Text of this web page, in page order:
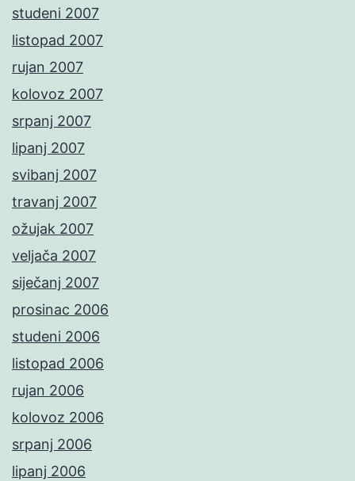
studeni 2007
listopad 2007
rujan 2007
kolovoz 2007
srpanj 2007
lipanj 2007
svibanj 2007
travanj 2007
ožujak 2007
veljača 2007
siječanj 2007
prosinac 2006
studeni 2006
listopad 2006
rujan 2006
kolovoz 2006
srpanj 2006
lipanj 2006